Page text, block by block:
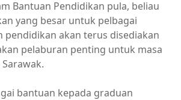
Bantuan Pendidikan pula, beliau
yang besar untuk pelbagai
akan terus disediakan
pelaburan penting untuk masa
bantuan kepada graduan